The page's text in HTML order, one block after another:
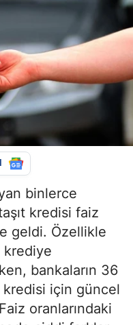
binlerce
kredisi faiz
geldi. Özellikle
bankaların 36
kredisi için güncel
oranlarındaki